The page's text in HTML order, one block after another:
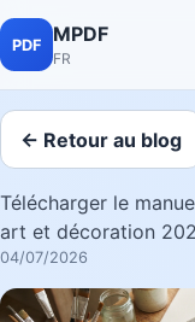
PDF MPDF
FR
← Retour au blog
Télécharger le
art et décoration
04/07/2026